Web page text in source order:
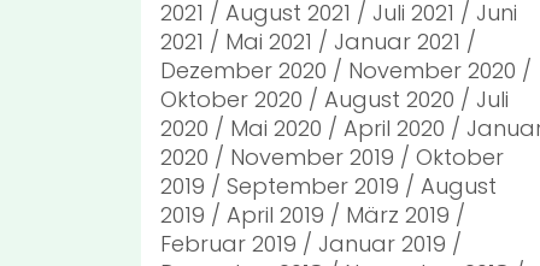
2021
August 2021 Juli 2021
Juni
2021
Mai 2021
Januar 2021
Dezember 2020
November 2020
Oktober 2020
August 2020
Juli
2020
Mai 2020 April 2020
2020
November 2019
Oktober
2019
September 2019
August
2019
April 2019
März 2019
Februar 2019
Januar 2019